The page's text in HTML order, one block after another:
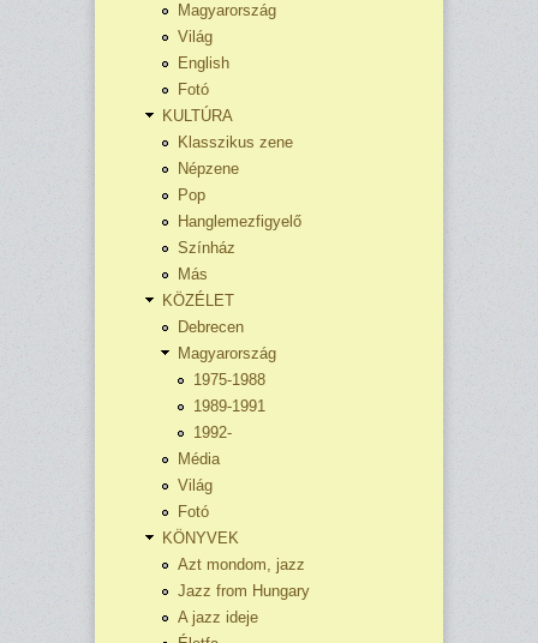
Magyarország
Világ
English
Fotó
KULTÚRA
Klasszikus zene
Népzene
Pop
Hanglemezfigyelő
Színház
Más
KÖZÉLET
Debrecen
Magyarország
1975-1988
1989-1991
1992-
Média
Világ
Fotó
KÖNYVEK
Azt mondom, jazz
Jazz from Hungary
A jazz ideje